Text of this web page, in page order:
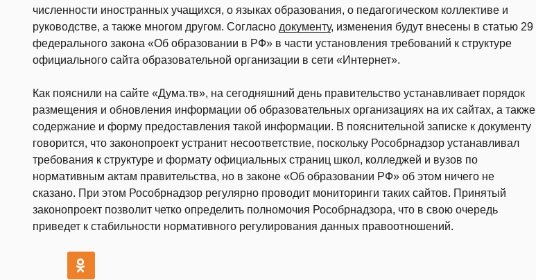
численности иностранных учащихся, о языках образования, о педагогическом коллективе и
руководстве, а также многом другом. Согласно документу, изменения будут внесены в статью 29
федерального закона «Об образовании в РФ» в части установления требований к структуре
официального сайта образовательной организации в сети «Интернет».
Как пояснили на сайте «Дума.тв», на сегодняшний день правительство устанавливает порядок
размещения и обновления информации об образовательных организациях на их сайтах, а также
содержание и форму предоставления такой информации. В пояснительной записке к документу
говорится, что законопроект устранит несоответствие, поскольку Рособрнадзор устанавливал
требования к структуре и формату официальных страниц школ, колледжей и вузов по
нормативным актам правительства, но в законе «Об образовании РФ» об этом ничего не
сказано. При этом Рособрнадзор регулярно проводит мониторинги таких сайтов. Принятый
законопроект позволит четко определить полномочия Рособрнадзора, что в свою очередь
приведет к стабильности нормативного регулирования данных правоотношений.